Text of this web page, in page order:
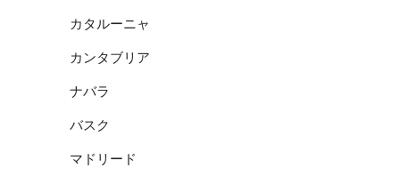
カタルーニャ
カンタブリア
ナバラ
バスク
マドリード